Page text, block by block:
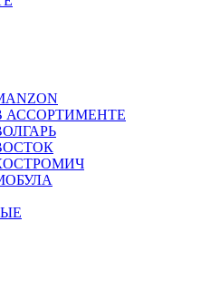
АССОРТИМЕНТЕ